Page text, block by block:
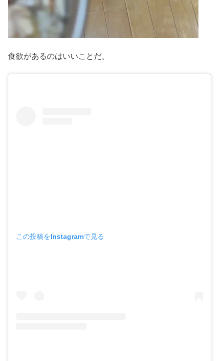
食欲があるのはいいことだ。
この投稿をInstagramで見る